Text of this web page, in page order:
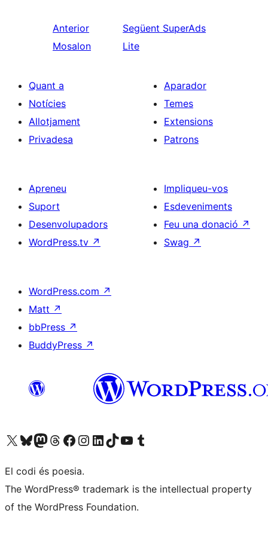
Anterior
Mosalon
Següent SuperAds
Lite
Quant a
Notícies
Allotjament
Privadesa
Aparador
Temes
Extensions
Patrons
Apreneu
Suport
Desenvolupadors
WordPress.tv ↗
Impliqueu-vos
Esdeveniments
Feu una donació ↗
Swag ↗
WordPress.com ↗
Matt ↗
bbPress ↗
BuddyPress ↗
Visiteu el nostre compte X (abans Twitter)
Visiteu el nostre compte de Bluesky
Visiteu el nostre compte al Mastodon
Visiteu el nostre compte de Threads
Visiteu la nostra pàgina al Facebook
Visiteu el nostre compte d'Instagram
Visiteu el nostre compte de LinkedIn
Visiteu el nostre compte de TikTok
Visiteu el nostre canal al YouTube
Visiteu el nostre compte de Tumblr
El codi és poesia.
The WordPress® trademark is the intellectual property
of the WordPress Foundation.